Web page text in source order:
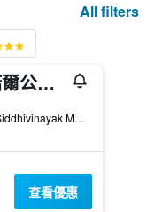
All filters
科依諾爾公園飯店
Opposite Siddhivinayak Mandir, Siddhivinayak Metro Station, Veer Savarkar Marg, Prabahdevi, Mumbai, 孟買, 印度
查看優惠